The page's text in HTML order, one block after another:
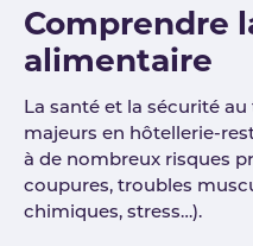
Comprendre
alimentaire
La santé et la sécurité
majeurs en hôtellerie-
à de nombreux risques
coupures, troubles
chimiques, stress…).